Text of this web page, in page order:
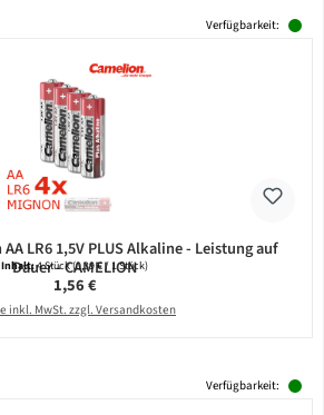
Verfügbarkeit:
LR6 1,5V PLUS Alkaline - Leistung auf
Dauer - CAMELION
Inhalt:4 Stück(0,39 € / 1 Stück)
Regulärer Preis:
1,56 €
inkl. MwSt. zzgl. Versandkosten
Verfügbarkeit: